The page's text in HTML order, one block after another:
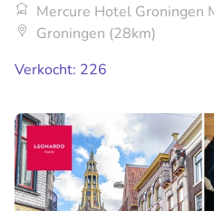
Mercure Hotel Groningen
Groningen (28km)
Verkocht: 226